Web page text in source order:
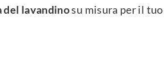
del lavandinosu misura per il tuo